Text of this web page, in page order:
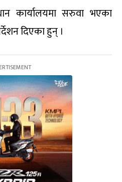
कार्यालयमा सरुवा भएका
दिएका हुन् ।